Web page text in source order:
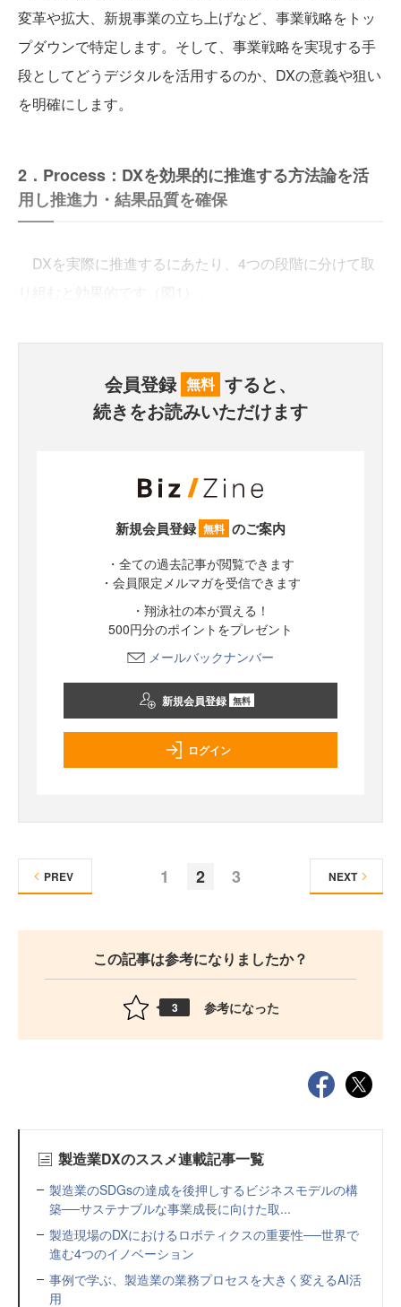
変革や拡大、新規事業の立ち上げなど、事業戦略をトッ
プダウンで特定します。そして、事業戦略を実現する手
段としてどうデジタルを活用するのか、DXの意義や狙い
を明確にします。
2．Process：DXを効果的に推進する方法論を活
用し推進力・結果品質を確保
DXを実際に推進するにあたり、4つの段階に分けて取
会員登録 無料 すると、
続きをお読みいただけます
新規会員登録 無料 のご案内
・全ての過去記事が閲覧できます
・会員限定メルマガを受信できます
・翔泳社の本が買える！
500円分のポイントをプレゼント
メールバックナンバー
新規会員登録 無料
ログイン
1 2 3
PREV NEXT
この記事は参考になりましたか？
3 参考になった
製造業DXのススメ連載記事一覧
製造業のSDGsの達成を後押しするビジネスモデルの構
築──サステナブルな事業成長に向けた取...
製造現場のDXにおけるロボティクスの重要性──世界で
進む4つのイノベーション
事例で学ぶ、製造業の業務プロセスを大きく変えるAI活
用